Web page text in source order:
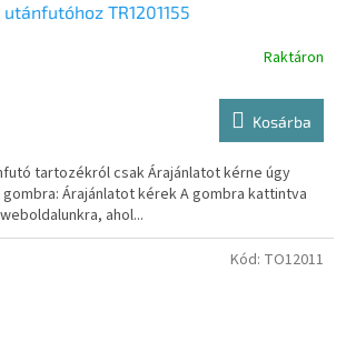
utánfutóhoz TR1201155
Raktáron
Kosárba
tartozékról csak Árajánlatot kérne úgy
Árajánlatot kérek A gombra kattintva
ahol...
Kód: TO12011